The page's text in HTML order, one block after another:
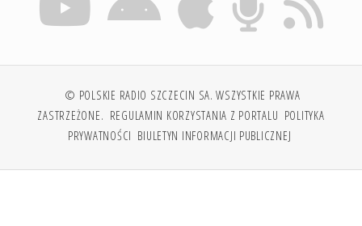
© POLSKIE RADIO SZCZECIN SA. WSZYSTKIE PRAWA
ZASTRZEŻONE. REGULAMIN KORZYSTANIA Z PORTALU POLITYKA
PRYWATNOŚCI BIULETYN INFORMACJI PUBLICZNEJ